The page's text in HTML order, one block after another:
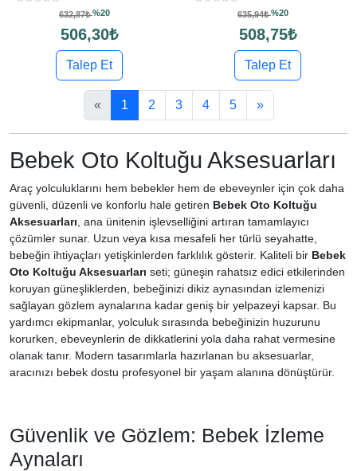
632,87₺%20
506,30₺
Talep Et
635,94₺%20
508,75₺
Talep Et
« 1 2 3 4 5 »
Bebek Oto Koltuğu Aksesuarları
Araç yolculuklarını hem bebekler hem de ebeveynler için çok daha
güvenli, düzenli ve konforlu hale getiren Bebek Oto Koltuğu
Aksesuarları , ana ünitenin işlevselliğini artıran tamamlayıcı
çözümler sunar. Uzun veya kısa mesafeli her türlü seyahatte,
bebeğin ihtiyaçları yetişkinlerden farklılık gösterir. Kaliteli bir Bebek
Oto Koltuğu Aksesuarları seti; güneşin rahatsız edici etkilerinden
koruyan güneşliklerden, bebeğinizi dikiz aynasından izlemenizi
sağlayan gözlem aynalarına kadar geniş bir yelpazeyi kapsar. Bu
yardımcı ekipmanlar, yolculuk sırasında bebeğinizin huzurunu
korurken, ebeveynlerin de dikkatlerini yola daha rahat vermesine
olanak tanır. Modern tasarımlarla hazırlanan bu aksesuarlar,
aracınızı bebek dostu profesyonel bir yaşam alanına dönüştürür.
Güvenlik ve Gözlem: Bebek İzleme
Aynaları